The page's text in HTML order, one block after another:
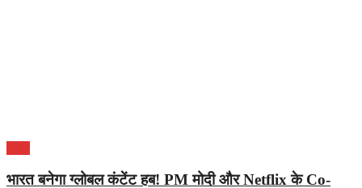
भारत बनेगा ग्लोबल कंटेंट हब! PM मोदी और Netflix के Co-